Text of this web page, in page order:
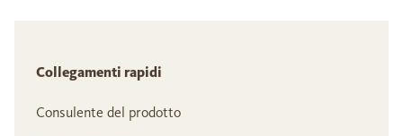
Collegamenti rapidi
Consulente del prodotto